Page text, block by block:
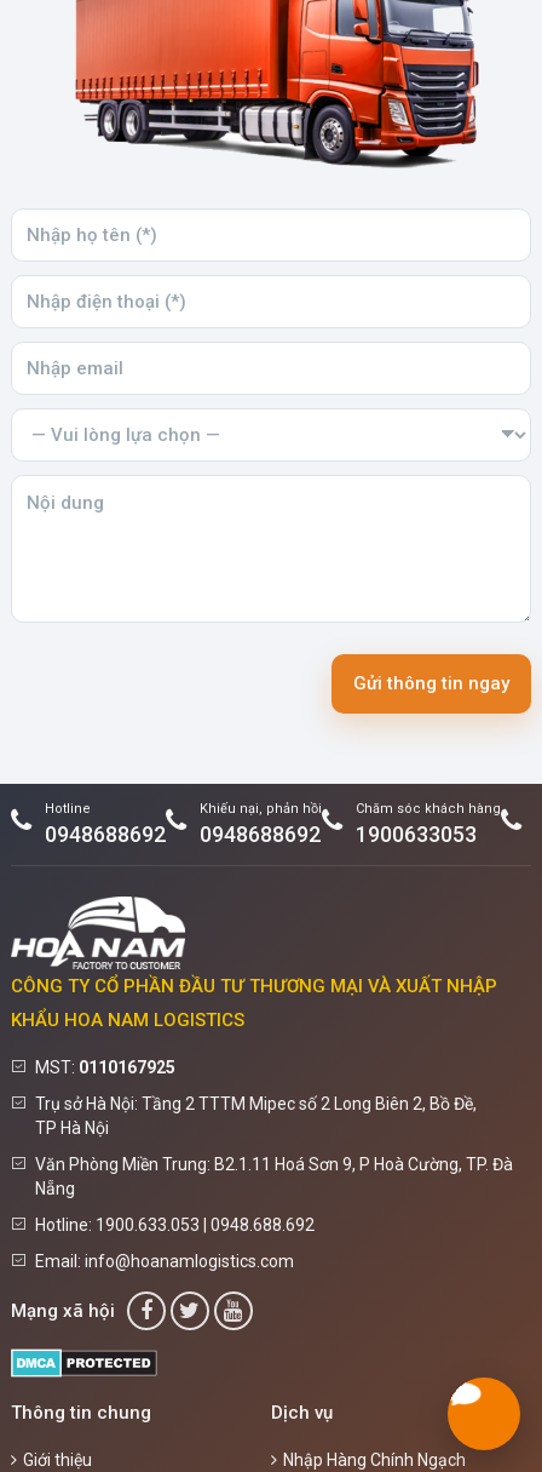
Gửi thông tin ngay
Hotline
0948688692
Khiếu nại, phản hồi
0948688692
Chăm sóc khách hàng
1900633053
CÔNG TY CỔ PHẦN ĐẦU TƯ THƯƠNG MẠI VÀ XUẤT NHẬP
KHẨU HOA NAM LOGISTICS
MST: 0110167925
Trụ sở Hà Nội: Tầng 2 TTTM Mipec số 2 Long Biên 2, Bồ Đề,
TP Hà Nội
Văn Phòng Miền Trung: B2.1.11 Hoá Sơn 9, P Hoà Cường, TP. Đà
Nẵng
Hotline: 1900.633.053 | 0948.688.692
Email: info@hoanamlogistics.com
Mạng xã hội
Thông tin chung
Giới thiệu
Dịch vụ
Nhập Hàng Chính Ngạch